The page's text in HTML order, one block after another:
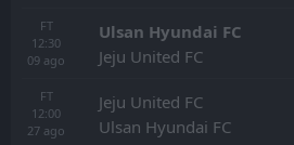
FT
12:30
09 ago
Ulsan Hyundai FC
Jeju United FC
FT
12:00
27 ago
Jeju United FC
Ulsan Hyundai FC